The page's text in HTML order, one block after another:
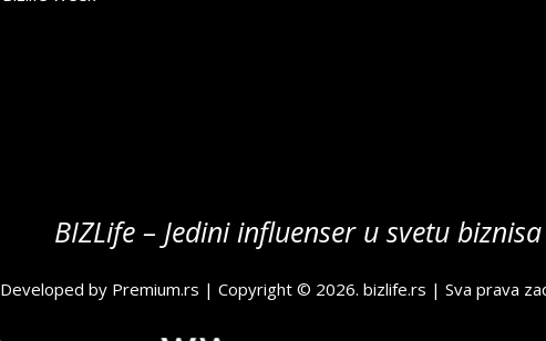
BIZLife – Jedini influenser u svetu biznisa
Developed by Premium.rs | Copyright © 2026. bizlife.rs | Sva prava